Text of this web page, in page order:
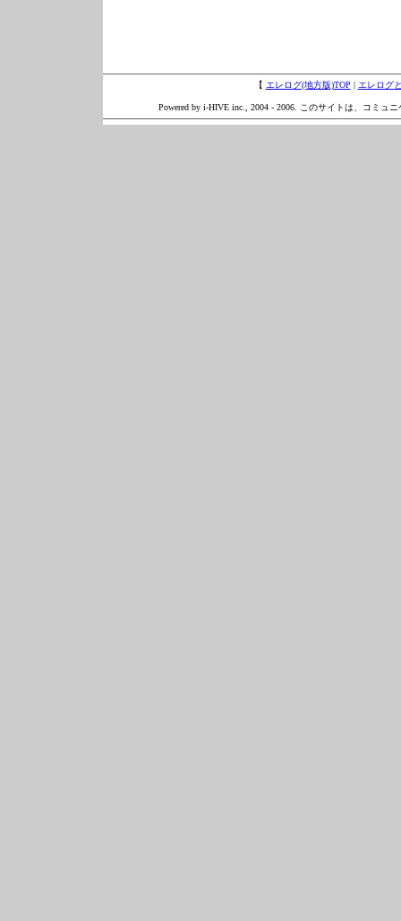
【 エレログ(地方版)TOP | エレログ
Powered by i-HIVE inc., 2004 - 2006. このサイトは、コミュ